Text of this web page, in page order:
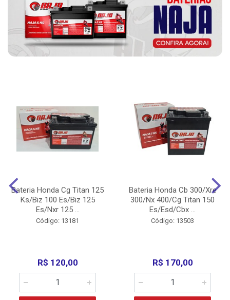
Bateria Honda Cg Titan 125
Ks/Biz 100 Es/Biz 125
Es/Nxr 125 ...
Código: 13181
R$ 120,00
Bateria Honda Cb 300/Xre
300/Nx 400/Cg Titan 150
Es/Esd/Cbx ...
Código: 13503
R$ 170,00